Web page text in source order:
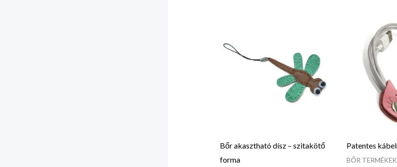
Bőr akasztható dísz – szitakötő
forma
Patentes
BŐR TERMÉKEK